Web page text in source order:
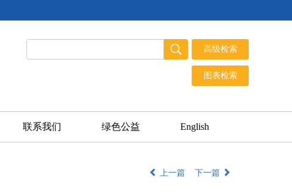
联系我们 绿色公益 English
上一篇 下一篇